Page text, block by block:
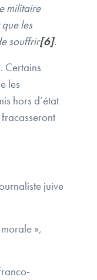
militaire
les
souffrir[6].
Certains
les
hors d’état
juive
»,